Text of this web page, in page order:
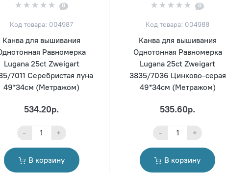
0
Код товара: 004987
Канва для вышивания
Равномерка
Lugana 25ct Zweigart
7011 Серебристая луна
49*34см (Метражом)
534.20р.
- +
В корзину
0
Код товара: 004988
Канва для вышивания
Однотонная Равномерка
Lugana 25ct Zweigart
3835/7036 Цинково-серая
49*34см (Метражом)
535.60р.
- +
В корзину